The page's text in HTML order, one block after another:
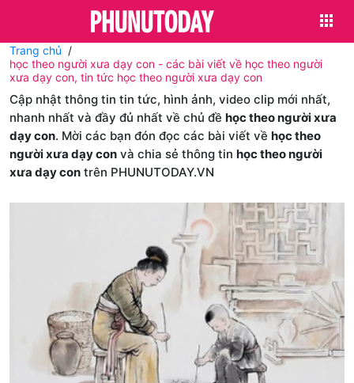
Trang chủ
học theo người xưa dạy con - các bài viết về học theo người
xưa dạy con, tin tức học theo người xưa dạy con
Cập nhật thông tin tin tức, hình ảnh, video clip mới nhất,
nhanh nhất và đầy đủ nhất về chủ đề học theo người xưa
dạy con. Mời các bạn đón đọc các bài viết về học theo
người xưa dạy con và chia sẻ thông tin học theo người
xưa dạy con trên PHUNUTODAY.VN